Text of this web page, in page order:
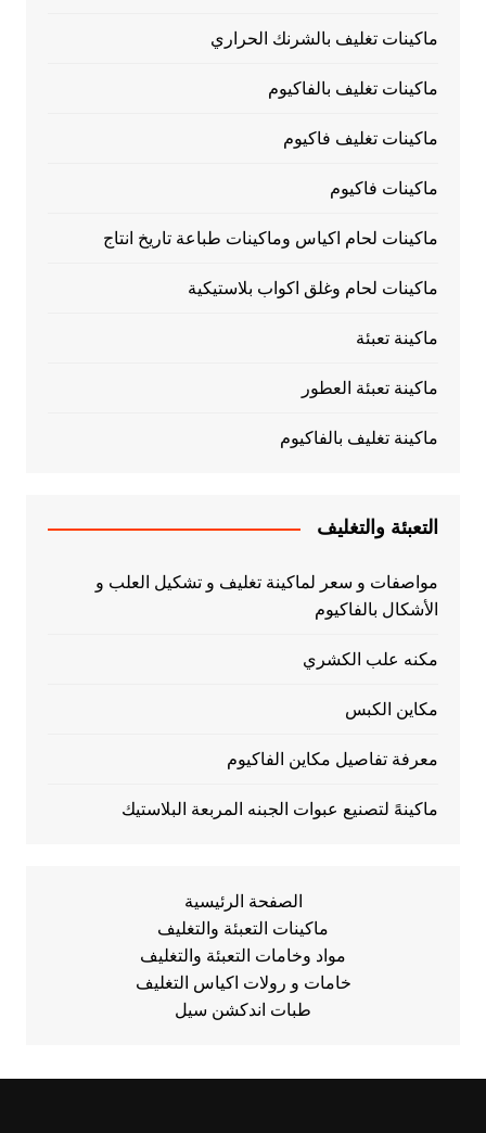
ماكينات تغليف بالشرنك الحراري
ماكينات تغليف بالفاكيوم
ماكينات تغليف فاكيوم
ماكينات فاكيوم
ماكينات لحام اكياس وماكينات طباعة تاريخ انتاج
ماكينات لحام وغلق اكواب بلاستيكية
ماكينة تعبئة
ماكينة تعبئة العطور
ماكينة تغليف بالفاكيوم
التعبئة والتغليف
مواصفات و سعر لماكينة تغليف و تشكيل العلب و
الأشكال بالفاكيوم
مكنه علب الكشري
مكاين الكبس
معرفة تفاصيل مكاين الفاكيوم
ماكينهً لتصنيع عبوات الجبنه المربعة البلاستيك
الصفحة الرئيسية
ماكينات التعبئة والتغليف
مواد وخامات التعبئة والتغليف
خامات و رولات اكياس التغليف
طبات اندكشن سيل